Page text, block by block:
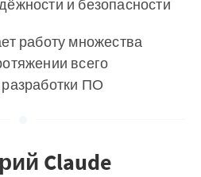
и безопасности
работу множества
всего
ПО
Claude